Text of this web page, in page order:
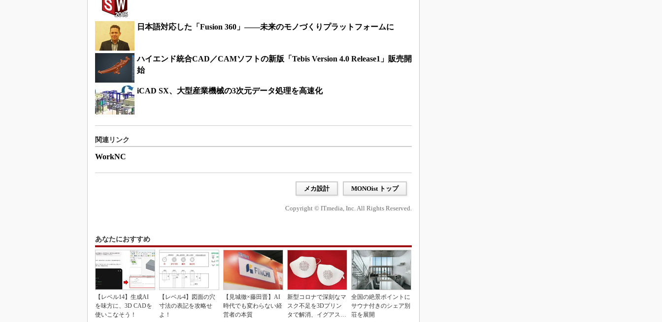
日本語対応した「Fusion 360」――未来のモノづくりプラットフォームに
ハイエンド統合CAD／CAMソフトの新版「Tebis Version 4.0 Release1」販売開
始
iCAD SX、大型産業機械の3次元データ処理を高速化
関連リンク
WorkNC
メカ設計 MONOist トップ
Copyright © ITmedia, Inc. All Rights Reserved.
あなたにおすすめ
【レベル14】生成AI
を味方に、3D CADを
使いこなそう！
【レベル4】図面の穴
寸法の表記を攻略せ
よ！
【見城徹×藤田晋】AI
時代でも変わらない経
営者の本質
新型コロナで深刻なマ
スク不足を3Dプリン
タで解消、イグアスが
全国の絶景ポイントに
サウナ付きのシェア別
荘を展開